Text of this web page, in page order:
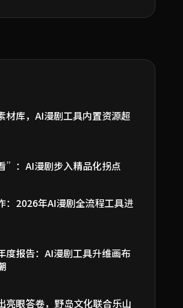
材库，AI漫剧工具内置资源超
：AI漫剧步入精品化拐点
2026年AI漫剧全流程工具进
度报告：AI漫剧工具升维画布
亮眼答卷，野岛文化联合乐山